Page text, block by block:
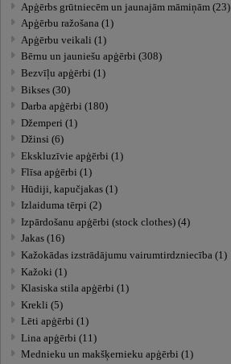
Apģērbs grūtniecēm un jaunajām māmiņām (23)
Apģērbu ražošana (1)
Apģērbu veikali (1)
Bērnu un jauniešu apģērbi (308)
Bezvīļu apģērbi (1)
Bikses (30)
Darba apģērbi (180)
Džemperi (1)
Džinsi (6)
Ekskluzīvie apģērbi (1)
Flīsa apģērbi (1)
Hūdiji, kapučjakas (1)
Izlaiduma tērpi (2)
Izpārdošanu apģērbi (stock clothes) (4)
Jakas (16)
Kažokādas izstrādājumu vairumtirdzniecība (1)
Kažoki (1)
Klasiska stila apģērbi (1)
Krekli (5)
Lēti apģērbi (1)
Lina apģērbi (11)
Mednieku un makšķernieku apģērbi (1)